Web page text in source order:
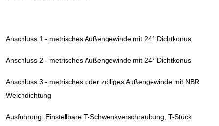
Anschluss 1 - metrisches Außengewinde mit 24° Dichtkonus
Anschluss 2 - metrisches Außengewinde mit 24° Dichtkonus
Anschluss 3 - metrisches oder zölliges Außengewinde mit NBR
Weichdichtung
Ausführung: Einstellbare T-Schwenkverschraubung, T-Stück